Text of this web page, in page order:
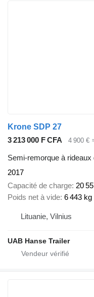
Krone SDP 27
3 213 000 F CFA
4 900 €
Semi-remorque à rideaux
2017
Capacité de charge 20
Poids net à vide 6 443 kg
Lituanie, Vilnius
UAB Hanse Trailer